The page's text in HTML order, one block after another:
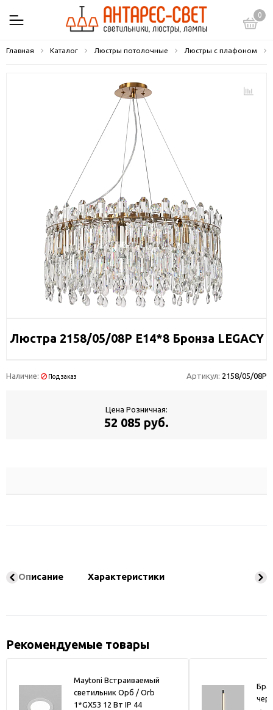
0
Главная Каталог Люстры потолочные Люстры с плафоном
Люстра 2158/05/08P E14*8 Бронза LEGACY
Наличие: Под заказ Артикул: 2158/05/08P
Цена Розничная:
52 085 руб.
Описание Характеристики
Рекомендуемые товары
Maytoni Встраиваемый
светильник Орб / Orb
1*GX53 12 Вт IP 44
Бра